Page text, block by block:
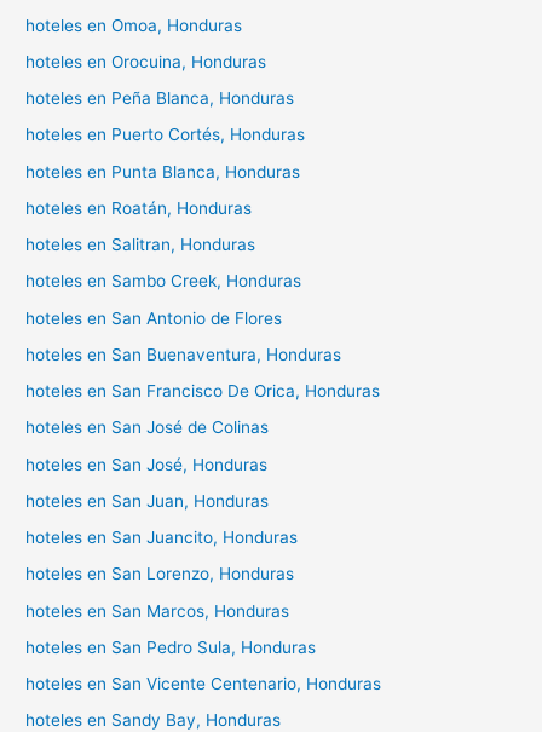
hoteles en Omoa, Honduras
hoteles en Orocuina, Honduras
hoteles en Peña Blanca, Honduras
hoteles en Puerto Cortés, Honduras
hoteles en Punta Blanca, Honduras
hoteles en Roatán, Honduras
hoteles en Salitran, Honduras
hoteles en Sambo Creek, Honduras
hoteles en San Antonio de Flores
hoteles en San Buenaventura, Honduras
hoteles en San Francisco De Orica, Honduras
hoteles en San José de Colinas
hoteles en San José, Honduras
hoteles en San Juan, Honduras
hoteles en San Juancito, Honduras
hoteles en San Lorenzo, Honduras
hoteles en San Marcos, Honduras
hoteles en San Pedro Sula, Honduras
hoteles en San Vicente Centenario, Honduras
hoteles en Sandy Bay, Honduras